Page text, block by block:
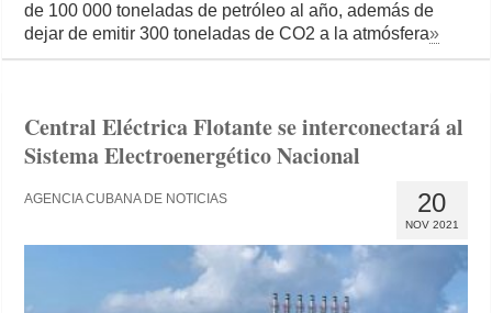
de 100 000 toneladas de petróleo al año, además de
dejar de emitir 300 toneladas de CO2 a la atmósfera»
Central Eléctrica Flotante se interconectará al
Sistema Electroenergético Nacional
20
NOV 2021
AGENCIA CUBANA DE NOTICIAS